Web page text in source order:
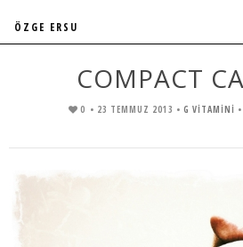
COMPACT
0 • 23 TEMMUZ 2013 • G VITAMINI
ÖZGE ERSU